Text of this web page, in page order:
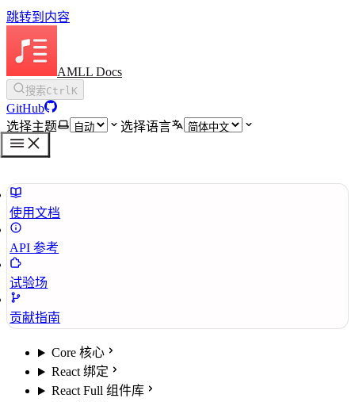
跳转到内容
AMLL Docs
搜索CtrlK
GitHub
选择主题
选择语言
使用文档
API 参考
试验场
贡献指南
Core 核心
React 绑定
React Full 组件库